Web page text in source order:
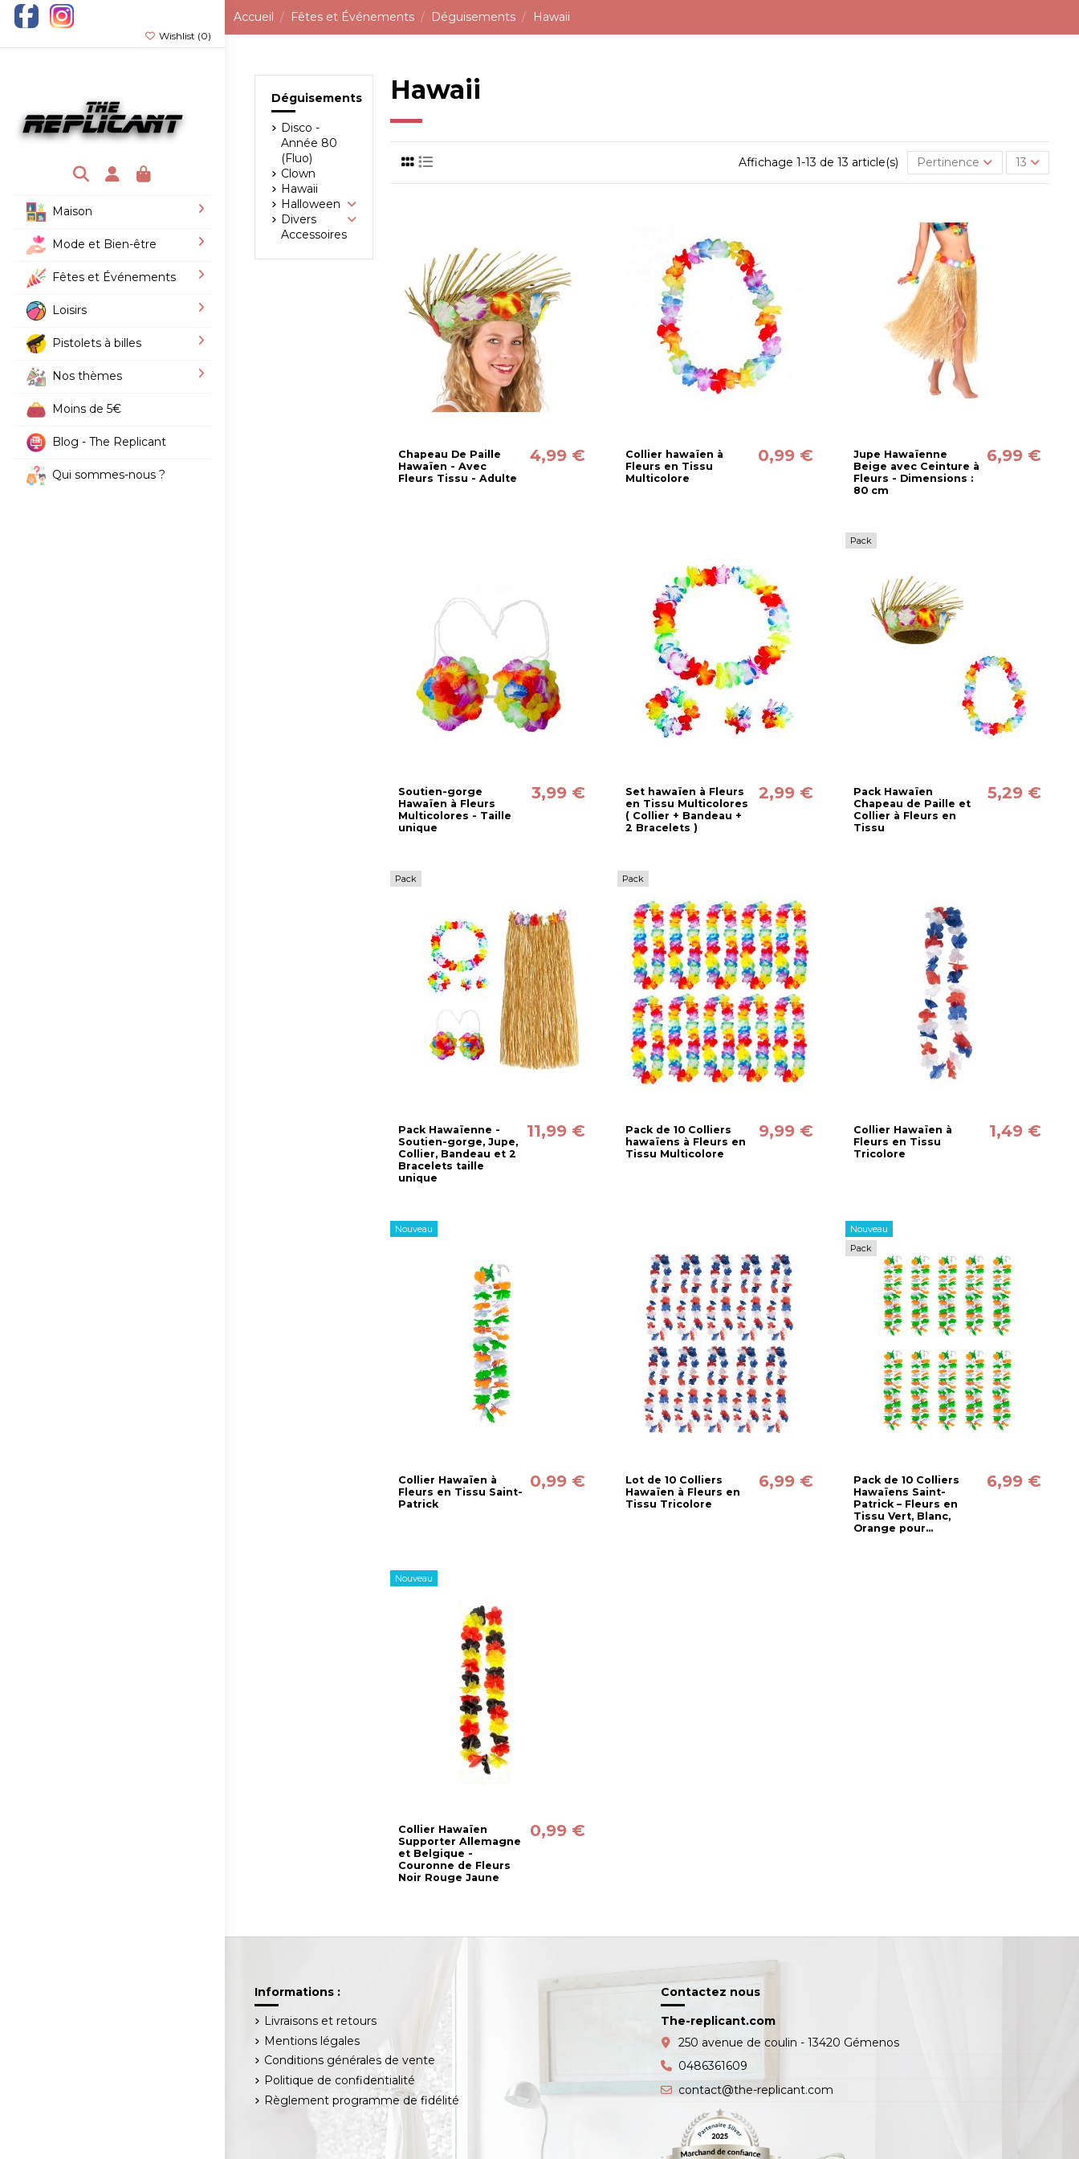
Wishlist (0)
Maison
Mode et Bien-être
Fêtes et Événements
Loisirs
Pistolets à billes
Nos thèmes
Moins de 5€
Blog - The Replicant
Qui sommes-nous ?
Accueil Fêtes et Événements Déguisements Hawaii
Hawaii
Affichage 1-13 de 13 article(s) Pertinence 13
Chapeau De Paille
Hawaïen - Avec
Fleurs Tissu - Adulte
4,99 €
Collier hawaïen à
Fleurs en Tissu
Multicolore
0,99 €
Jupe Hawaïenne
Beige avec Ceinture à
Fleurs - Dimensions :
80 cm
6,99 €
Soutien-gorge
Hawaïen à Fleurs
Multicolores - Taille
unique
3,99 €
Set hawaïen à Fleurs
en Tissu Multicolores
( Collier + Bandeau +
2 Bracelets )
2,99 €
Pack
Pack Hawaïen
Chapeau de Paille et
Collier à Fleurs en
Tissu
5,29 €
Pack
Pack Hawaïenne -
Soutien-gorge, Jupe,
Collier, Bandeau et 2
Bracelets taille
unique
11,99 €
Pack
Pack de 10 Colliers
hawaïens à Fleurs en
Tissu Multicolore
9,99 €
Collier Hawaïen à
Fleurs en Tissu
Tricolore
1,49 €
Nouveau
Collier Hawaïen à
Fleurs en Tissu Saint-
Patrick
0,99 €
Lot de 10 Colliers
Hawaïen à Fleurs en
Tissu Tricolore
6,99 €
Nouveau
Pack
Pack de 10 Colliers
Hawaïens Saint-
Patrick – Fleurs en
Tissu Vert, Blanc,
Orange pour...
6,99 €
Nouveau
Collier Hawaïen
Supporter Allemagne
et Belgique -
Couronne de Fleurs
Noir Rouge Jaune
0,99 €
Déguisements
Disco -
Année 80
(Fluo)
Clown
Hawaii
Halloween
Divers
Accessoires
Informations :
Livraisons et retours
Mentions légales
Conditions générales de vente
Politique de confidentialité
Règlement programme de fidélité
Contactez nous
The-replicant.com
250 avenue de coulin - 13420 Gémenos
0486361609
contact@the-replicant.com